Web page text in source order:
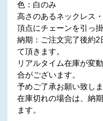
色：白のみ
高さのあるネックレス
頂点にチェーンを引っ
納期：ご注文完了後約
て頂きます。
リアルタイム在庫が変
合がございます。
予めご了承お願い致しま
在庫切れの場合は、納
ます。